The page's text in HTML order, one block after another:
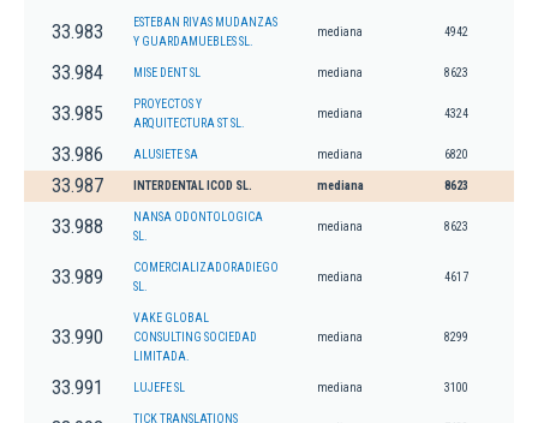
33.983
ESTEBAN RIVAS MUDANZAS
Y GUARDAMUEBLES SL.
mediana 4942
33.984 MISE DENT SL mediana 8623
33.985
PROYECTOS Y
ARQUITECTURA ST SL.
mediana 4324
33.986 ALUSIETE SA mediana 6820
33.987 INTERDENTAL ICOD SL. mediana 8623
33.988
NANSA ODONTOLOGICA
SL.
mediana 8623
33.989
COMERCIALIZADORADIEGO
SL.
mediana 4617
33.990
VAKE GLOBAL
CONSULTING SOCIEDAD
LIMITADA.
mediana 8299
33.991 LUJEFE SL mediana 3100
TICK TRANSLATIONS